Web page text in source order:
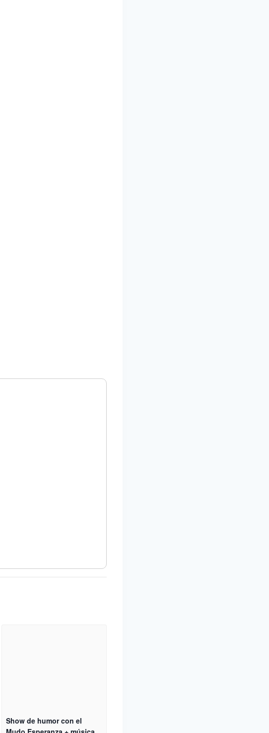
Show de humor con el